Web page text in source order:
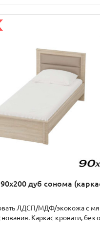
дуб сонома
ЛДСП/МДФ/экокожа с
Каркас кровати, без